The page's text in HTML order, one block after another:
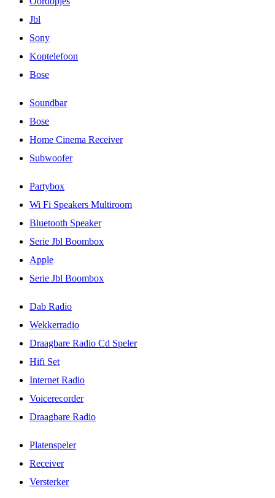
Jbl
Sony
Koptelefoon
Bose
Soundbar
Bose
Home Cinema Receiver
Subwoofer
Partybox
Wi Fi Speakers Multiroom
Bluetooth Speaker
Serie Jbl Boombox
Apple
Serie Jbl Boombox
Dab Radio
Wekkerradio
Draagbare Radio Cd Speler
Hifi Set
Internet Radio
Voicerecorder
Draagbare Radio
Platenspeler
Receiver
Versterker